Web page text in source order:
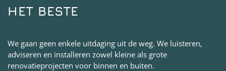
HET BESTE
We gaan geen enkele uitdaging uit de weg. We luisteren,
adviseren en installeren zowel kleine als grote
renovatieprojecten voor binnen en buiten.